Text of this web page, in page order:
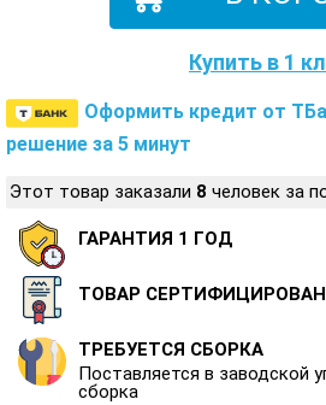
Купить в 1
Оформить кредит от
решение за 5 минут
Этот товар заказали 8 человек за
ГАРАНТИЯ 1 ГОД
ТОВАР СЕРТИФИЦИРОВАН
ТРЕБУЕТСЯ СБОРКА
Поставляется в заводской
сборка